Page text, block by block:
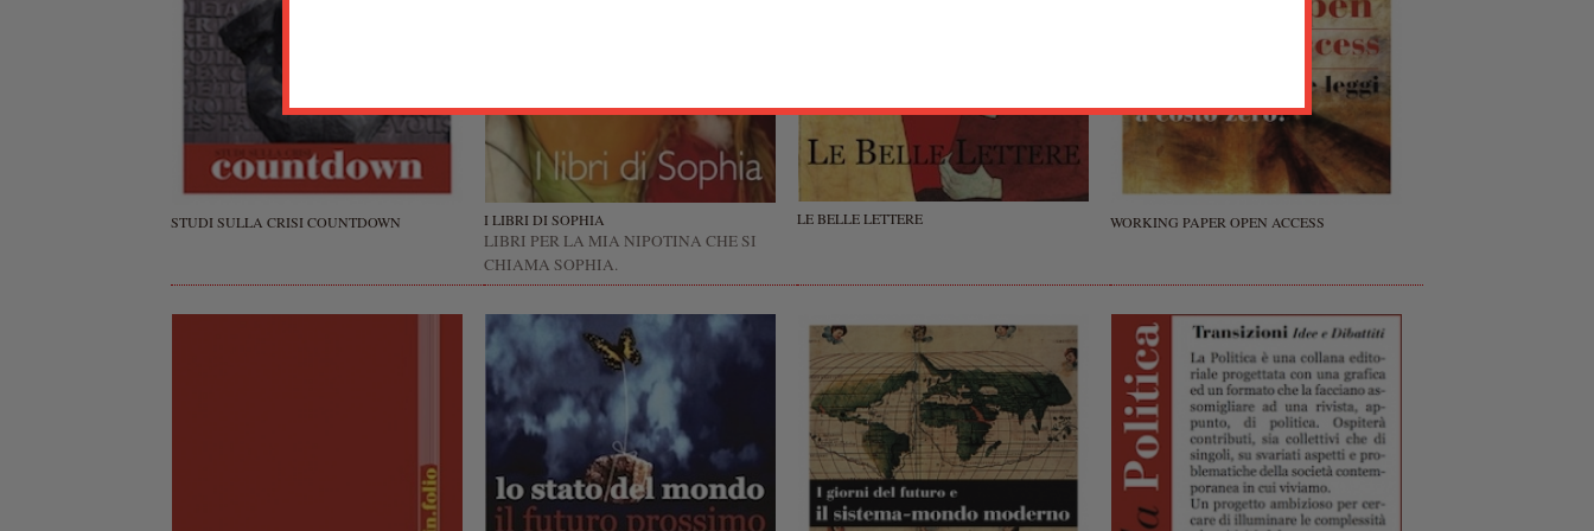
STUDI SULLA CRISI COUNTDOWN I LIBRI DI SOPHIA
LIBRI PER LA MIA NIPOTINA CHE SI
CHIAMA SOPHIA.
LE BELLE LETTERE WORKING PAPER OPEN ACCESS